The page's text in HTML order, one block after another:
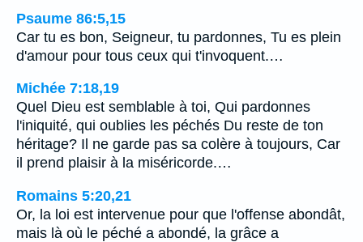
Psaume 86:5,15
Car tu es bon, Seigneur, tu pardonnes, Tu es plein
d'amour pour tous ceux qui t'invoquent.…
Michée 7:18,19
Quel Dieu est semblable à toi, Qui pardonnes
l'iniquité, qui oublies les péchés Du reste de ton
héritage? Il ne garde pas sa colère à toujours, Car
il prend plaisir à la miséricorde.…
Romains 5:20,21
Or, la loi est intervenue pour que l'offense abondât,
mais là où le péché a abondé, la grâce a